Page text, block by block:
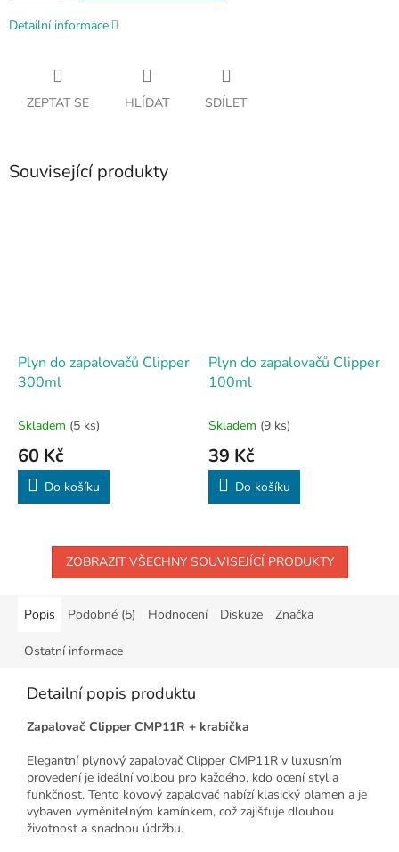
Detailní informace
ZEPTAT SE HLÍDAT SDÍLET
Související produkty
Plyn do zapalovačů Clipper
300ml
Skladem (5 ks)
60 Kč
Do košíku
Plyn do zapalovačů Clipper
100ml
Skladem (9 ks)
39 Kč
Do košíku
ZOBRAZIT VŠECHNY SOUVISEJÍCÍ PRODUKTY
Popis Podobné (5) Hodnocení Diskuze Značka
Ostatní informace
Detailní popis produktu
Zapalovač Clipper CMP11R + krabička
Elegantní plynový zapalovač Clipper CMP11R v luxusním
provedení je ideální volbou pro každého, kdo ocení styl a
funkčnost. Tento kovový zapalovač nabízí klasický plamen a je
vybaven vyměnitelným kamínkem, což zajišťuje dlouhou
životnost a snadnou údržbu.